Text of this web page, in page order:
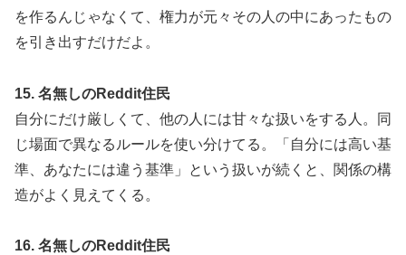
を作るんじゃなくて、権力が元々その人の中にあったもの
を引き出すだけだよ。
15. 名無しのReddit住民
自分にだけ厳しくて、他の人には甘々な扱いをする人。同
じ場面で異なるルールを使い分けてる。「自分には高い基
準、あなたには違う基準」という扱いが続くと、関係の構
造がよく見えてくる。
16. 名無しのReddit住民